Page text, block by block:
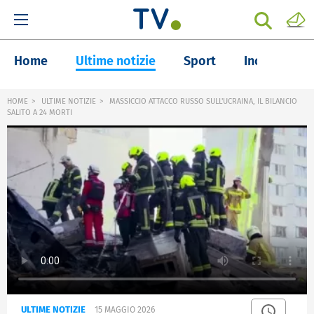
Home Ultime notizie Sport Inchieste
HOME ULTIME NOTIZIE
MASSICCIO ATTACCO RUSSO SULL'UCRAINA, IL BILANCIO
SALITO A 24 MORTI
ULTIME NOTIZIE 15 MAGGIO 2026